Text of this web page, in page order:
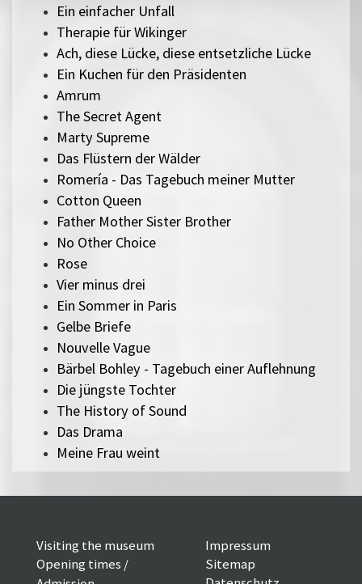
Ein einfacher Unfall
Therapie für Wikinger
Ach, diese Lücke, diese entsetzliche Lücke
Ein Kuchen für den Präsidenten
Amrum
The Secret Agent
Marty Supreme
Das Flüstern der Wälder
Romería - Das Tagebuch meiner Mutter
Cotton Queen
Father Mother Sister Brother
No Other Choice
Rose
Vier minus drei
Ein Sommer in Paris
Gelbe Briefe
Nouvelle Vague
Bärbel Bohley - Tagebuch einer Auflehnung
Die jüngste Tochter
The History of Sound
Das Drama
Meine Frau weint
Visiting the museum
Opening times /
Impressum
Sitemap